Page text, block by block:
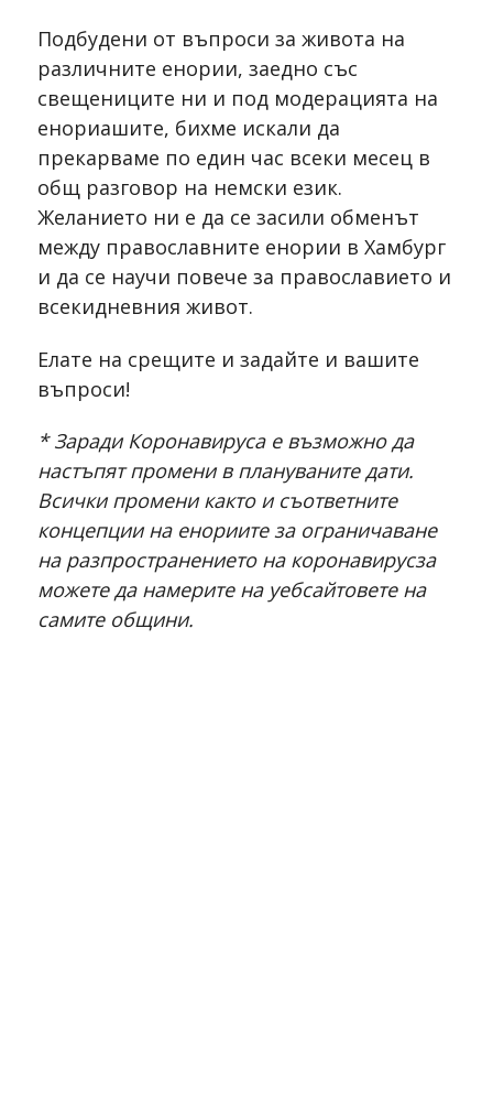
Подбудени от въпроси за живота на
различните енории, заедно със
свещениците ни и под модерацията на
енориашите, бихме искали да
прекарваме по един час всеки месец в
общ разговор на немски език.
Желанието ни е да се засили обменът
между православните енории в Хамбург
и да се научи повече за православието и
всекидневния живот.
Елате на срещите и задайте и вашите
въпроси!
* Заради Коронавируса е възможно да
настъпят промени в плануваните дати.
Всички промени както и съответните
концепции на енориите за ограничаване
на разпространението на коронавирусза
можете да намерите на уебсайтовете на
самите общини.